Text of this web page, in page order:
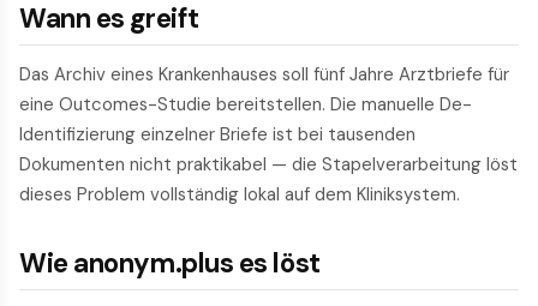
Wann es greift
Das Archiv eines Krankenhauses soll fünf Jahre Arztbriefe für
eine Outcomes-Studie bereit­stellen. Die manuelle De-
Identifizierung einzelner Briefe ist bei tausenden
Dokumenten nicht praktikabel — die Stapel­verarbeitung löst
dieses Problem vollständig lokal auf dem Kliniksystem.
Wie anonym.plus es löst